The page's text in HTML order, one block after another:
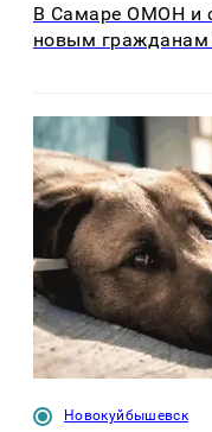
В Самаре ОМОН и
новым
Новокуйбышевск